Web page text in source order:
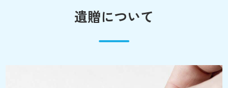
遺贈について